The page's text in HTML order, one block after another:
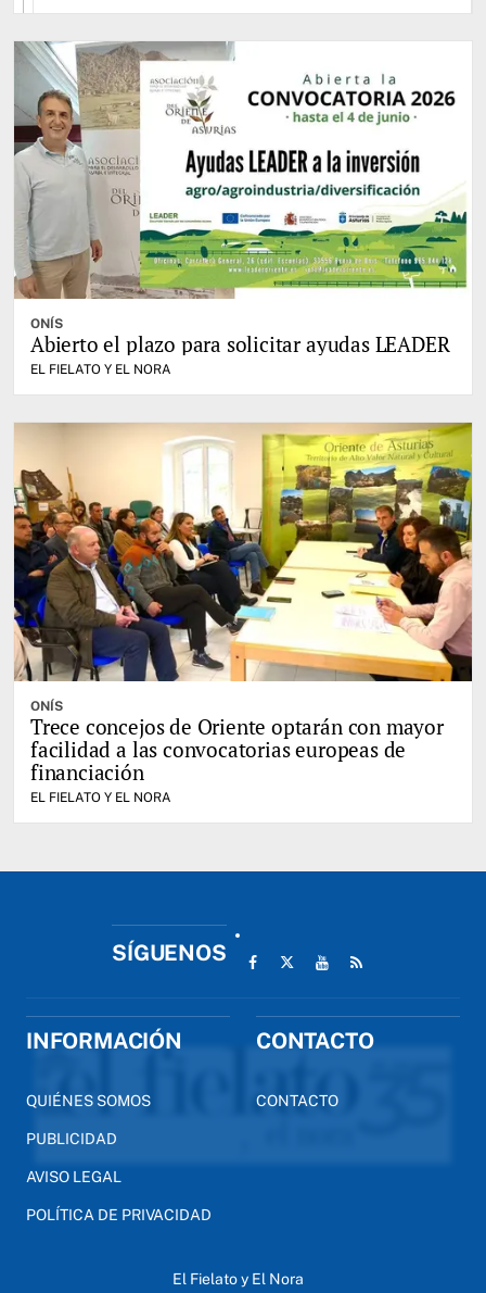
ONÍS
Abierto el plazo para solicitar ayudas LEADER
EL FIELATO Y EL NORA
ONÍS
Trece concejos de Oriente optarán con mayor
facilidad a las convocatorias europeas de
financiación
EL FIELATO Y EL NORA
SÍGUENOS
INFORMACIÓN
QUIÉNES SOMOS
PUBLICIDAD
AVISO LEGAL
POLÍTICA DE PRIVACIDAD
CONTACTO
CONTACTO
El Fielato y El Nora